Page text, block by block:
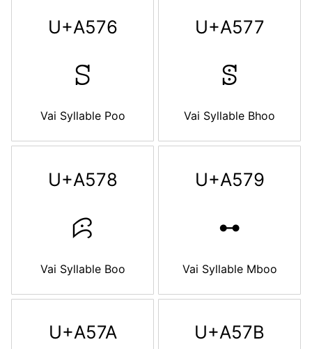
U+A576
ꕶ
Vai Syllable Poo
U+A577
ꕷ
Vai Syllable Bhoo
U+A578
ꕸ
Vai Syllable Boo
U+A579
ꕹ
Vai Syllable Mboo
U+A57A U+A57B